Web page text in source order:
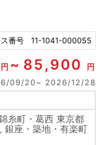
番号 11-1041-000055
円 85,900
円
09/20
2026/12/28
糸町・葛西 東京都
銀座・築地・有楽町